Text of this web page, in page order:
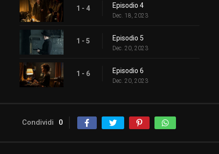
1 - 4 Episodio 4
Dec. 18, 2023
1 - 5 Episodio 5
Dec. 20, 2023
1 - 6 Episodio 6
Dec. 20, 2023
Condividi 0